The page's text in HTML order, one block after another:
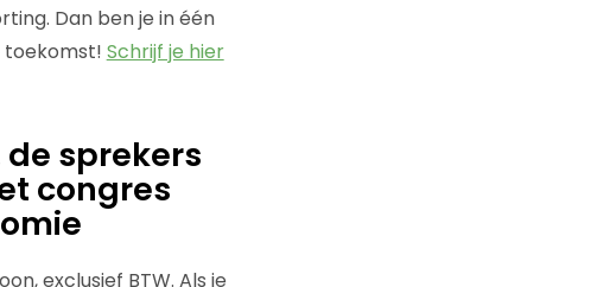
Dan ben je in één
toekomst! Schrijf je hier
sprekers
congres
exclusief BTW. Als je